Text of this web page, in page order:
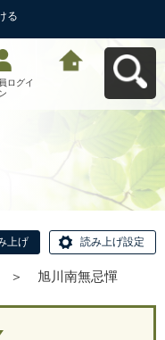
る
ログイ
ン
上げ 読み上げ設定
＞ 旭川南無忌憚